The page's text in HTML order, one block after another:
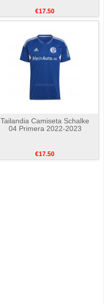
€17.50
Tailandia Camiseta Schalke
04 Primera 2022-2023
€17.50